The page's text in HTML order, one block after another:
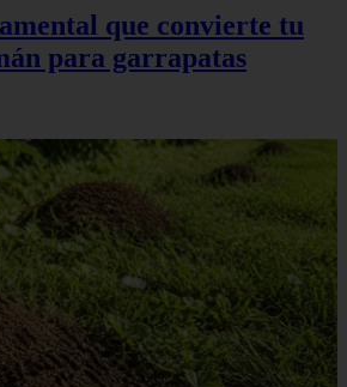
que convierte tu
para garrapatas